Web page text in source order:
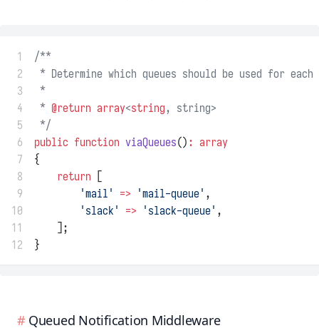
1
/**
2
* Determine which queues should be used for
3
*
4
* @return array<string, string>
5
*/
6
public function viaQueues() : array
7
{
8
return [
9
'mail' => 'mail-queue' ,
10
'slack' => 'slack-queue' ,
11
    ];
12
}
Queued Notification Middleware